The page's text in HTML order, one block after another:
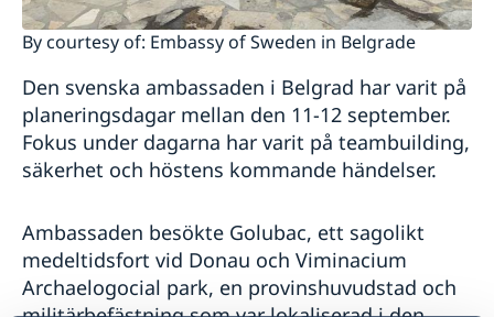
By courtesy of: Embassy of Sweden in Belgrade
Den svenska ambassaden i Belgrad har varit på
planeringsdagar mellan den 11-12 september.
Fokus under dagarna har varit på teambuilding,
säkerhet och höstens kommande händelser.
Ambassaden besökte Golubac, ett sagolikt
medeltidsfort vid Donau och Viminacium
Archaelogocial park, en provinshuvudstad och